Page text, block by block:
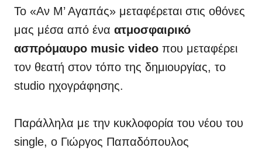
Το «Αν Μ’ Αγαπάς» μεταφέρεται στις οθόνες
μας μέσα από ένα ατμοσφαιρικό
ασπρόμαυρο music video που μεταφέρει
τον θεατή στον τόπο της δημιουργίας, το
studio ηχογράφησης.
Παράλληλα με την κυκλοφορία του νέου του
single, ο Γιώργος Παπαδόπουλος